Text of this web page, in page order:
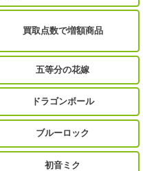
買取点数で増額商品
五等分の花嫁
ドラゴンボール
ブルーロック
初音ミク